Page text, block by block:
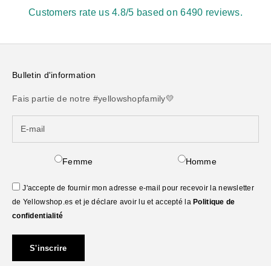
Customers rate us 4.8/5 based on 6490 reviews.
Bulletin d'information
Fais partie de notre #yellowshopfamily💛
Femme Homme
J'accepte de fournir mon adresse e-mail pour recevoir la newsletter
de Yellowshop.es et je déclare avoir lu et accepté la Politique de
confidentialité
S'inscrire